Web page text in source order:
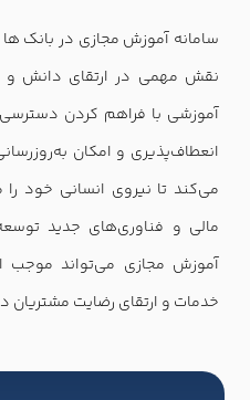
سامانه آموزش مجازی در بانک ها
نقش مهمی در ارتقای دانش و
آموزشی با فراهم کردن
انعطاف‌پذیری و امکان
می‌کند تا نیروی انسانی خود
مالی و فناوری‌های جدید
آموزش مجازی می‌تواند موجب
خدمات و ارتقای رضایت مشتریان